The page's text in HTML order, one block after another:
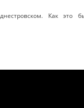
Как это